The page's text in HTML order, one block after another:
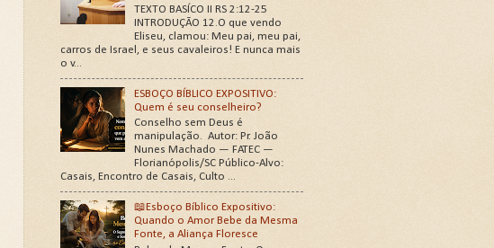
TEXTO BASÍCO II RS 2:12-25
INTRODUÇÃO 12.O que vendo
Eliseu, clamou: Meu pai, meu pai,
carros de Israel, e seus cavaleiros! E nunca mais
o v...
ESBOÇO BÍBLICO EXPOSITIVO:
Quem é seu conselheiro?
Conselho sem Deus é
manipulação. Autor: Pr. João
Nunes Machado — FATEC —
Florianópolis/SC Público-Alvo:
Casais, Encontro de Casais, Culto ...
📖Esboço Bíblico Expositivo:
Quando o Amor Bebe da Mesma
Fonte, a Aliança Floresce